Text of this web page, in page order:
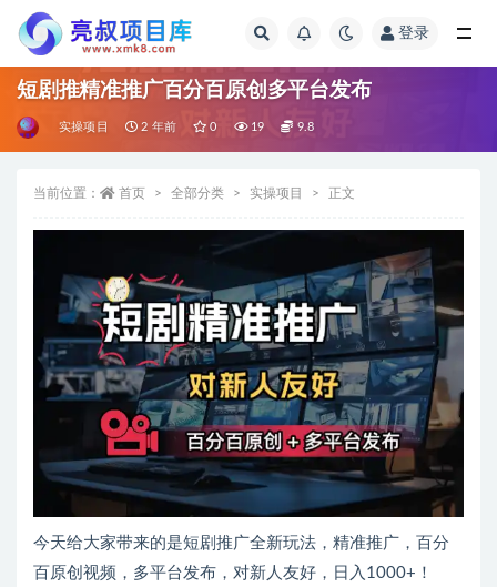
登录
短剧推精准推广百分百原创多平台发布
实操项目 2 年前 0 19 9.8
当前位置： 首页 全部分类 实操项目 正文
今天给大家带来的是短剧推广全新玩法，精准推广，百分
百原创视频，多平台发布，对新人友好，日入1000+！